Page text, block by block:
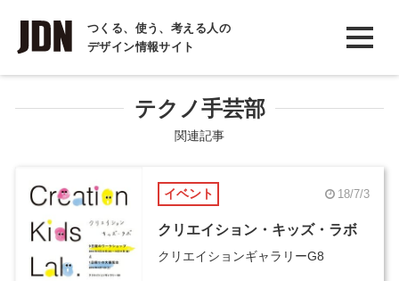
つくる、使う、考える人の
デザイン情報サイト
INTERVIEW
インタビュー
コラム
テクノ手芸部
関連記事
イベント 18/7/3
クリエイション・キッズ・ラボ
クリエイションギャラリーG8